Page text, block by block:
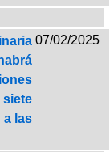
a las
07/02/2025